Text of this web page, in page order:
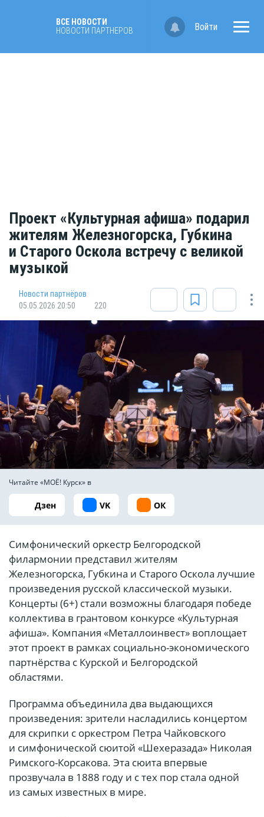
ВСЕ НОВОСТИ
НОВОСТИ ПАРТНЁРОВ
Войти
Проект «Культурная афиша» подарил
жителям Железногорска, Губкина
и Старого Оскола встречу с великой
музыкой
Новости партнёров
05.05.2026 20:50
220
Читайте «МОЁ! Курск» в
Дзен VK ОК
Симфонический оркестр Белгородской
филармонии представил жителям
Железногорска, Губкина и Старого Оскола лучшие
произведения русской классической музыки.
Концерты (6+) стали возможны благодаря победе
коллектива в грантовом конкурсе «Культурная
афиша». Компания «Металлоинвест» воплощает
этот проект в рамках социально-экономического
партнёрства с Курской и Белгородской
областями.
Программа объединила два выдающихся
произведения: зрители насладились концертом
для скрипки с оркестром Петра Чайковского
и симфонической сюитой «Шехеразада» Николая
Римского-Корсакова. Эта сюита впервые
прозвучала в 1888 году и с тех пор стала одной
из самых известных в мире.